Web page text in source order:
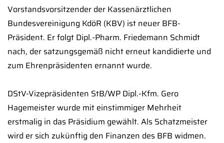
Vorstandsvorsitzender der Kassenärztlichen
Bundesvereinigung KdöR (KBV) ist neuer BFB-
Präsident. Er folgt Dipl.-Pharm. Friedemann Schmidt
nach, der satzungsgemäß nicht erneut kandidierte und
zum Ehrenpräsidenten ernannt wurde.
DStV-Vizepräsidenten StB/WP Dipl.-Kfm. Gero
Hagemeister wurde mit einstimmiger Mehrheit
erstmalig in das Präsidium gewählt. Als Schatzmeister
wird er sich zukünftig den Finanzen des BFB widmen.